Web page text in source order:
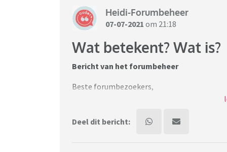
Heidi-Forumbeheer
07-07-2021 om 21:18
Wat betekent? Wat is?
Bericht van het forumbeheer
Beste forumbezoekers,
termen gebruiken. Ook omdat we in deze
delen 😁
Deel dit bericht: